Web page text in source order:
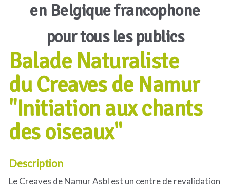
en Belgique francophone
pour tous les publics
Balade Naturaliste
du Creaves de Namur
"Initiation aux chants
des oiseaux"
Description
Le Creaves de Namur Asbl est un centre de revalidation